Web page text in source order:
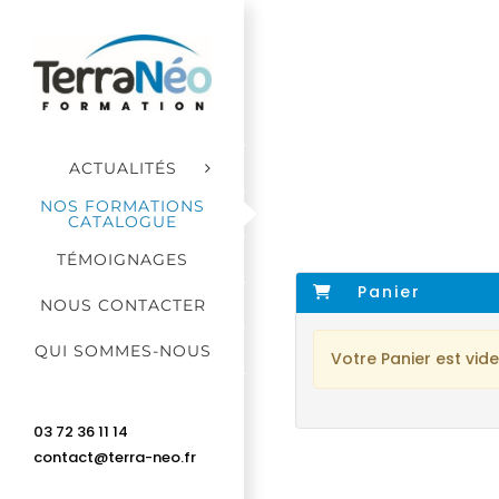
contenu
ACTUALITÉS
NOS FORMATIONS
CATALOGUE
TÉMOIGNAGES
NOUS CONTACTER
QUI SOMMES-NOUS
03 72 36 11 14
contact@terra-neo.fr
Panier
Votre Panier est